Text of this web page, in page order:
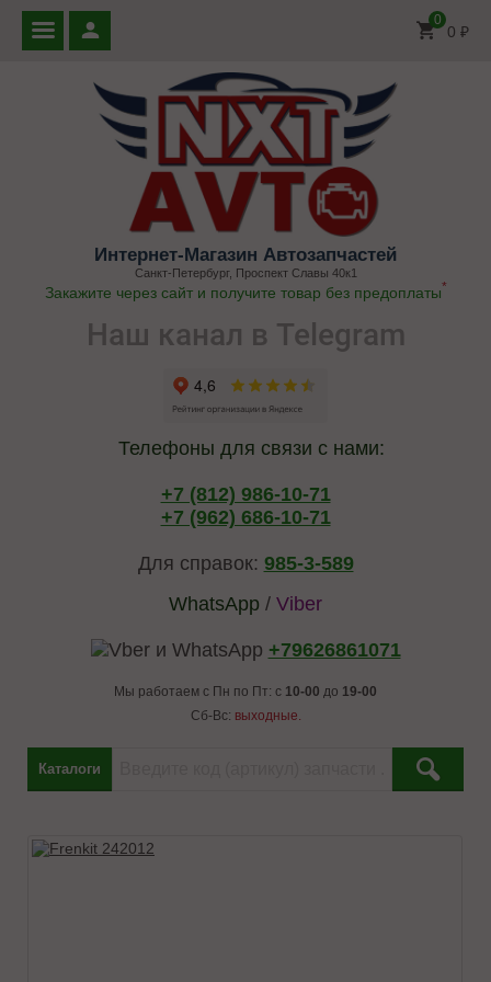
0
0 ₽
Интернет-Магазин Автозапчастей
Санкт-Петербург, Проспект Славы 40к1
Закажите через сайт и получите товар без предоплаты*
Наш канал в Telegram
Телефоны для связи с нами:
+7 (812) 986-10-71
+7 (962) 686-10-71
Для справок: 985-3-589
WhatsApp / Viber
+79626861071
Мы работаем с Пн по Пт: с 10-00 до 19-00
Сб-Вс: выходные.
Каталоги